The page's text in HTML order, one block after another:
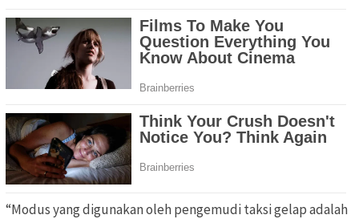
“Modus yang digunakan oleh pengemudi taksi gelap adalah